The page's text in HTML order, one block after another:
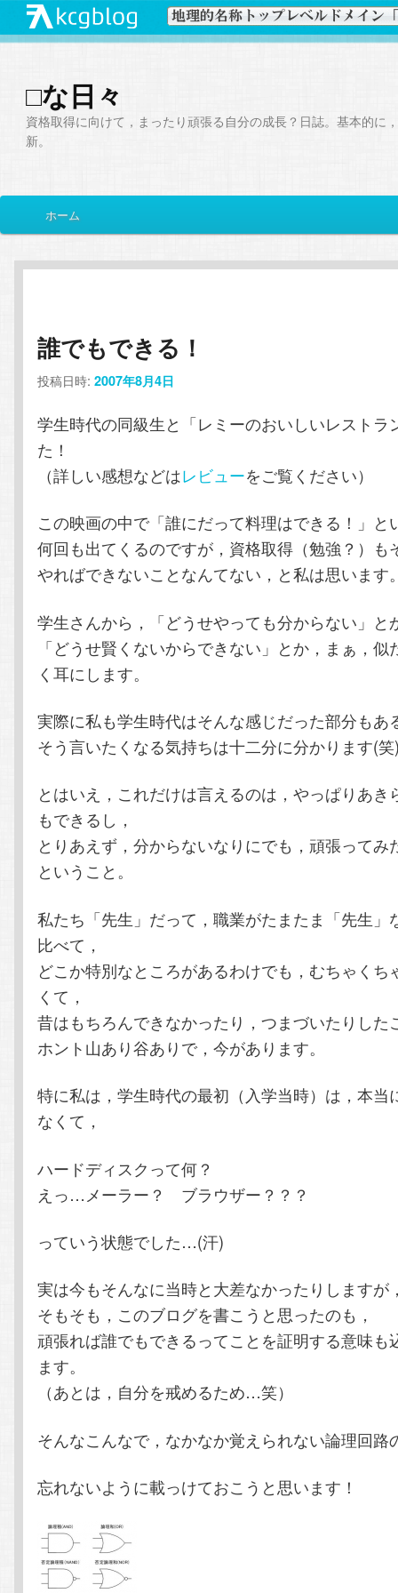
□な日々
資格取得に向けて，まったり頑張る自分の成長？日誌。基本的に
新。
イ
メ
イ
コ
ン
テ
ン
ツ
へ
動
サ
ブ
ン
テ
ン
ツ
へ
移
ホーム
誰でもできる！
投稿日時:2007年8月4日
学生時代の同級生と「レミーのおいしいレストラ
た！
（詳しい感想などはレビューをご覧ください）
この映画の中で「誰にだって料理はできる！」と
何回も出てくるのですが，資格取得（勉強？）も
やればできないことなんてない，と私は思います
学生さんから，「どうせやっても分からない」と
「どうせ賢くないからできない」とか，まぁ，
く耳にします。
実際に私も学生時代はそんな感じだった部分もあ
そう言いたくなる気持ちは十二分に分かります(
とはいえ，これだけは言えるのは，やっぱりあき
もできるし，
とりあえず，分からないなりにでも，頑張って
ということ。
私たち「先生」だって，職業がたまたま「先生」
比べて，
どこか特別なところがあるわけでも，むちゃくち
くて，
昔はもちろんできなかったり，つまづいたりした
ホント山あり谷ありで，今があります。
特に私は，学生時代の最初（入学当時）は，本当
なくて，
ハードディスクって何？
えっ…メーラー？ ブラウザー？？？
っていう状態でした…(汗)
実は今もそんなに当時と大差なかったりしますが
そもそも，このブログを書こうと思ったのも，
頑張れば誰でもできるってことを証明する意味も
ます。
（あとは，自分を戒めるため…笑）
そんなこんなで，なかなか覚えられない論理回路
忘れないように載っけておこうと思います！